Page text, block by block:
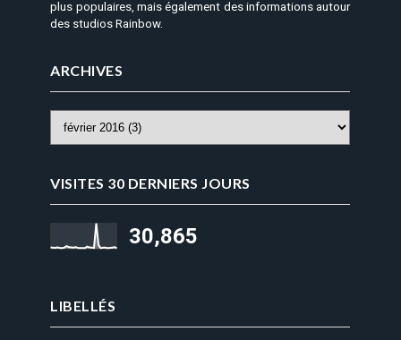
plus populaires, mais également des informations autour
des studios Rainbow.
ARCHIVES
VISITES 30 DERNIERS JOURS
30,865
LIBELLÉS